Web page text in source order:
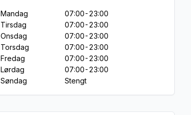
Mandag
07:00-23:00
Tirsdag
07:00-23:00
Onsdag
07:00-23:00
Torsdag
07:00-23:00
Fredag
07:00-23:00
Lørdag
07:00-23:00
Søndag
Stengt